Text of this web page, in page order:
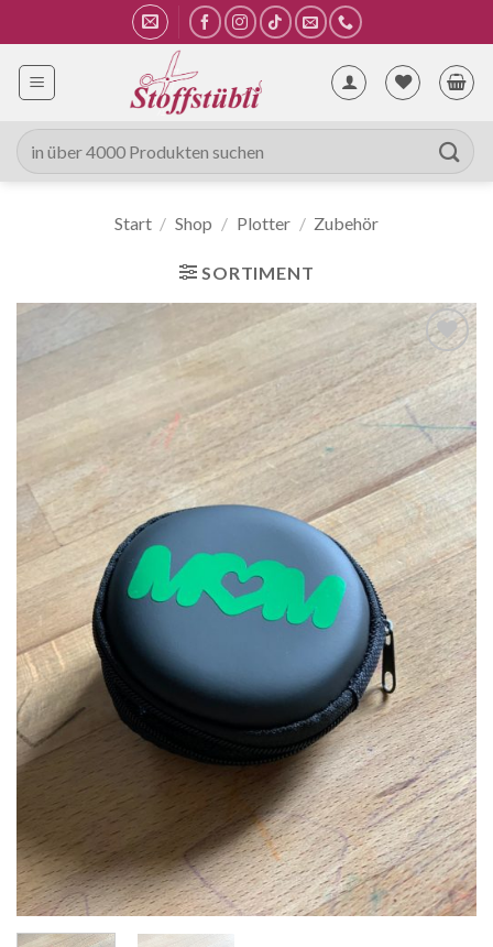
Inhalt
springen
Suche
nach:
Start / Shop / Plotter / Zubehör
SORTIMENT
Auf die
Wunschliste